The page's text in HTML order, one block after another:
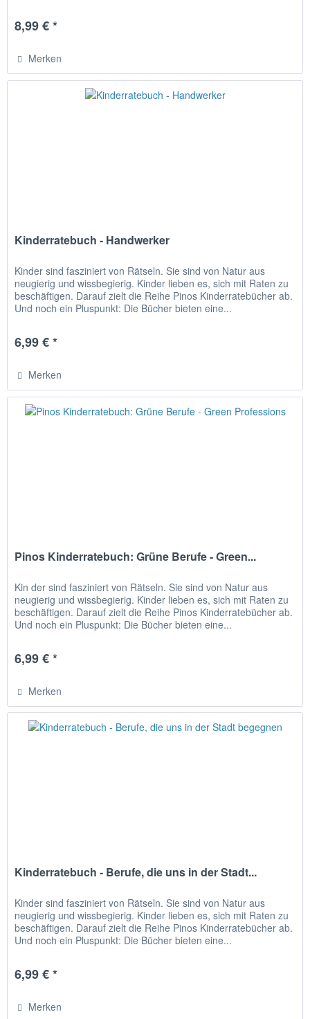
8,99 € *
Merken
Kinderratebuch - Handwerker
Kinder sind fasziniert von Rätseln. Sie sind von Natur aus
neugierig und wissbegierig. Kinder lieben es, sich mit Raten zu
beschäftigen. Darauf zielt die Reihe Pinos Kinderratebücher ab.
Und noch ein Pluspunkt: Die Bücher bieten eine...
6,99 € *
Merken
Pinos Kinderratebuch: Grüne Berufe - Green...
Kin der sind fasziniert von Rätseln. Sie sind von Natur aus
neugierig und wissbegierig. Kinder lieben es, sich mit Raten zu
beschäftigen. Darauf zielt die Reihe Pinos Kinderratebücher ab.
Und noch ein Pluspunkt: Die Bücher bieten eine...
6,99 € *
Merken
Kinderratebuch - Berufe, die uns in der Stadt...
Kinder sind fasziniert von Rätseln. Sie sind von Natur aus
neugierig und wissbegierig. Kinder lieben es, sich mit Raten zu
beschäftigen. Darauf zielt die Reihe Pinos Kinderratebücher ab.
Und noch ein Pluspunkt: Die Bücher bieten eine...
6,99 € *
Merken